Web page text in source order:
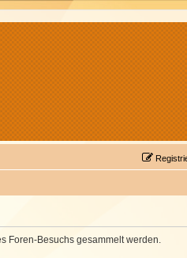
Foren-Besuchs gesammelt werden.